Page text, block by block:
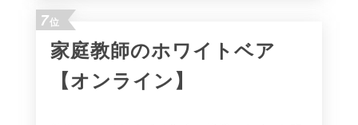
7位
家庭教師のホワイトベア
【オンライン】